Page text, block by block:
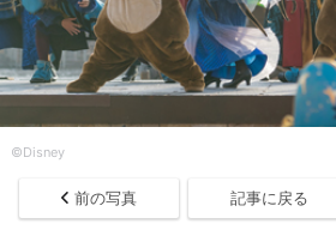
©Disney
前の写真 記事に戻る